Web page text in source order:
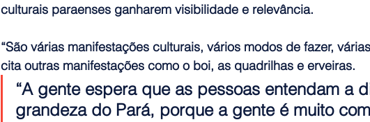
culturais paraenses ganharem visibilidade e relevância.
“São várias manifestações culturais, vários modos de fazer,
cita outras manifestações como o boi, as quadrilhas e erveiras.
“A gente espera que as pessoas entendam a
grandeza do Pará, porque a gente é muito